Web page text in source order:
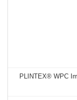
PLINTEX® WPC